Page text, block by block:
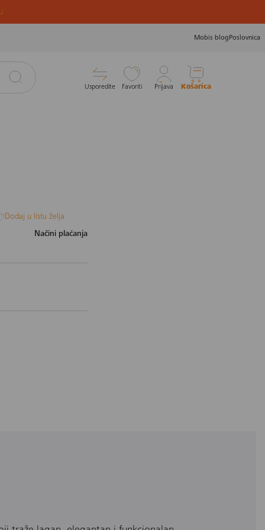
Mobis blog Poslovnica
Usporedite Favoriti Prijava Košarica
Dodaj u listu želja
Načini plaćanja